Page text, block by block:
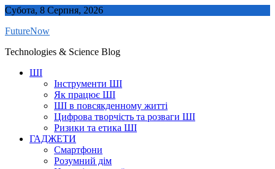
Skip
content
Субота, 8 Серпня, 2026
FutureNow
Technologies & Science Blog
ШІ
Інструменти ШІ
Як працює ШІ
ШІ в повсякденному житті
Цифрова творчість та розваги ШІ
Ризики та етика ШІ
ГАДЖЕТИ
Смартфони
Розумний дім